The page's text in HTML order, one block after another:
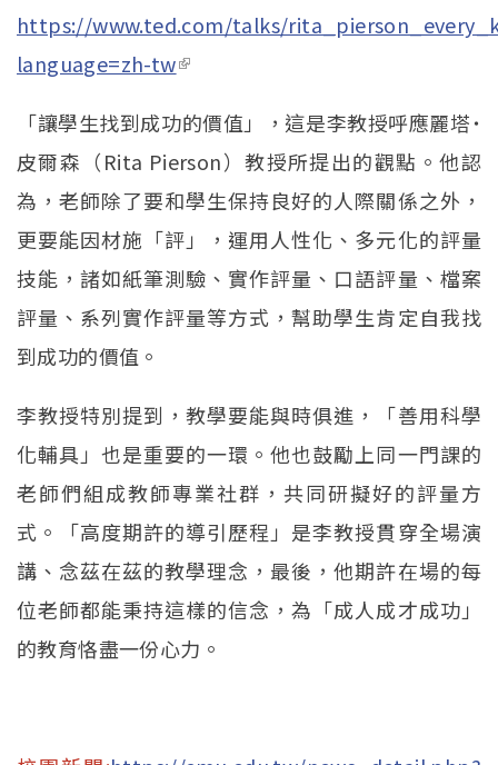
https://www.ted.com/talks/
language=zh-tw(link is external)
「讓學生找到成功的價值」，這是李教授呼應麗塔˙
皮爾森（Rita Pierson）教授所提出的觀點。他認
為，老師除了要和學生保持良好的人際關係之外，
更要能因材施「評」，運用人性化、多元化的評量
技能，諸如紙筆測驗、實作評量、口語評量、檔案
評量、系列實作評量等方式，幫助學生肯定自我找
到成功的價值。
李教授特別提到，教學要能與時俱進，「善用科學
化輔具」也是重要的一環。他也鼓勵上同一門課的
老師們組成教師專業社群，共同研擬好的評量方
式。「高度期許的導引歷程」是李教授貫穿全場演
講、念茲在茲的教學理念，最後，他期許在場的每
位老師都能秉持這樣的信念，為「成人成才成功」
的教育恪盡一份心力。